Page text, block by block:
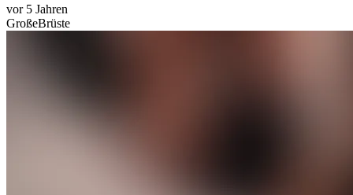
vor 5 Jahren
GroßeBrüste